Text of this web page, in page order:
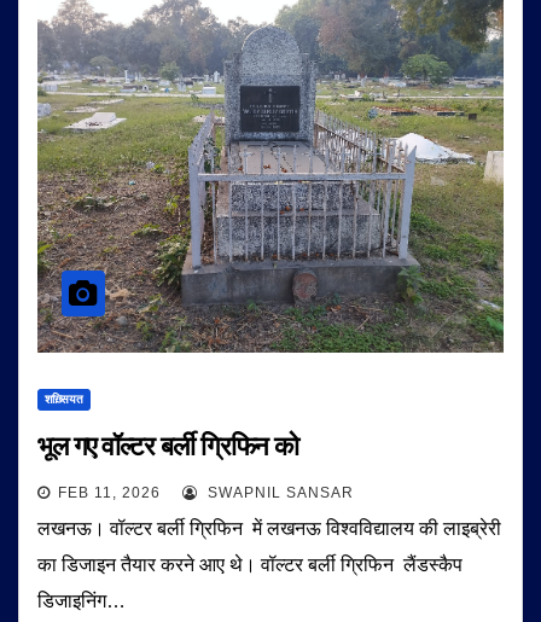
शख़्सियत
भूल गए वॉल्टर बर्ली ग्रिफिन को
FEB 11, 2026 SWAPNIL SANSAR
लखनऊ। वॉल्टर बर्ली ग्रिफिन में लखनऊ विश्वविद्यालय की लाइब्रेरी
का डिजाइन तैयार करने आए थे। वॉल्टर बर्ली ग्रिफिन लैंडस्कैप
डिजाइनिंग…